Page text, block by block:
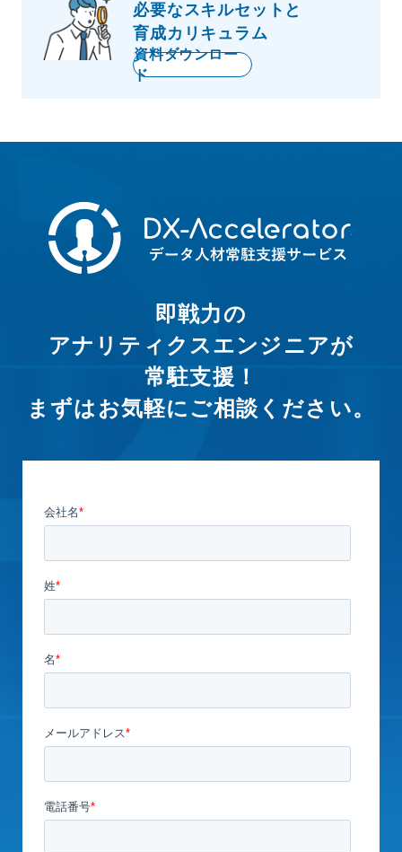
必要なスキルセットと
育成カリキュラム
資料ダウンロー
ド
即戦力の
アナリティクスエンジニアが
常駐支援！
まずはお気軽にご相談ください。